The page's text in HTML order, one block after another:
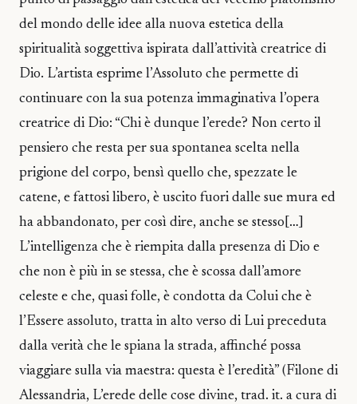
del mondo delle idee alla nuova estetica della
spiritualità soggettiva ispirata dall’attività creatrice di
Dio. L’artista esprime l’Assoluto che permette di
continuare con la sua potenza immaginativa l’opera
creatrice di Dio: “Chi è dunque l’erede? Non certo il
pensiero che resta per sua spontanea scelta nella
prigione del corpo, bensì quello che, spezzate le
catene, e fattosi libero, è uscito fuori dalle sue mura ed
ha abbandonato, per così dire, anche se stesso[…]
L’intelligenza che è riempita dalla presenza di Dio e
che non è più in se stessa, che è scossa dall’amore
celeste e che, quasi folle, è condotta da Colui che è
l’Essere assoluto, tratta in alto verso di Lui preceduta
dalla verità che le spiana la strada, affinché possa
viaggiare sulla via maestra: questa è l’eredità” (Filone di
Alessandria, L’erede delle cose divine, trad. it. a cura di